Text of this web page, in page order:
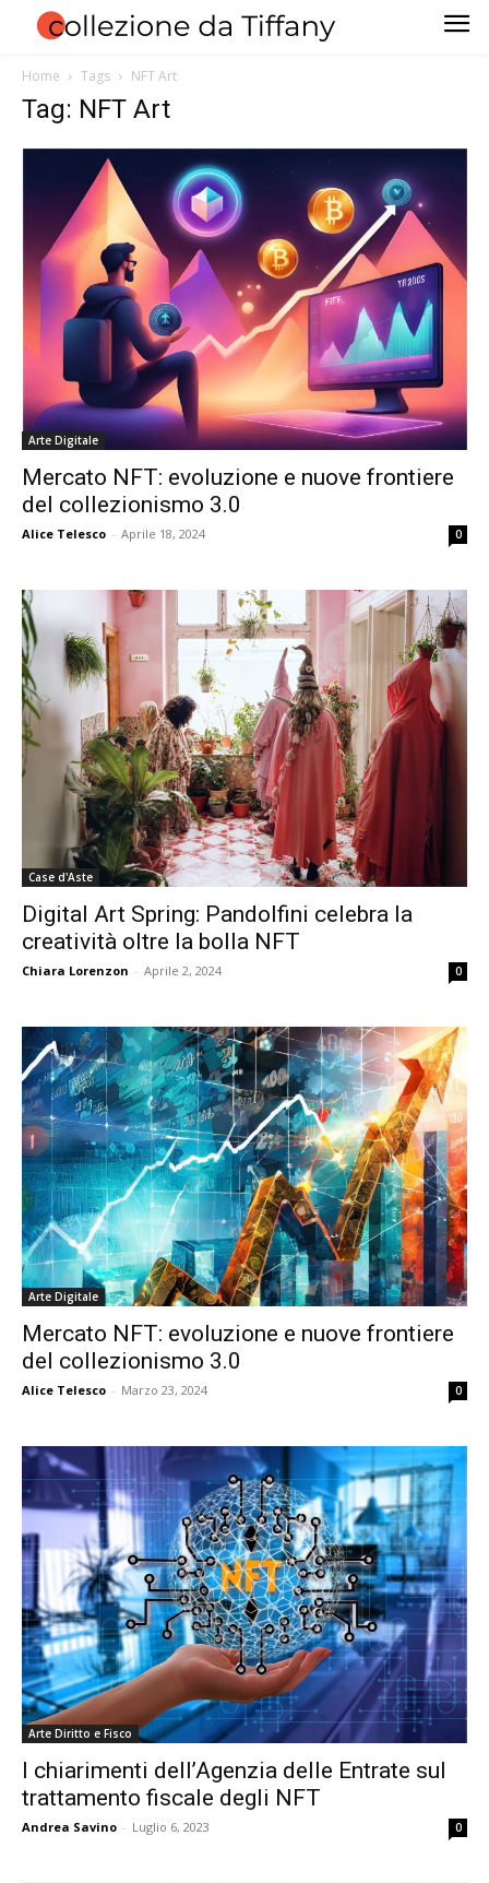
Home Tags NFT Art
Tag: NFT Art
Arte Digitale
Mercato NFT: evoluzione e nuove frontiere
del collezionismo 3.0
Alice Telesco - Aprile 18, 2024 0
Case d'Aste
Digital Art Spring: Pandolfini celebra la
creatività oltre la bolla NFT
Chiara Lorenzon - Aprile 2, 2024 0
Arte Digitale
Mercato NFT: evoluzione e nuove frontiere
del collezionismo 3.0
Alice Telesco - Marzo 23, 2024 0
Arte Diritto e Fisco
I chiarimenti dell’Agenzia delle Entrate sul
trattamento fiscale degli NFT
Andrea Savino - Luglio 6, 2023 0